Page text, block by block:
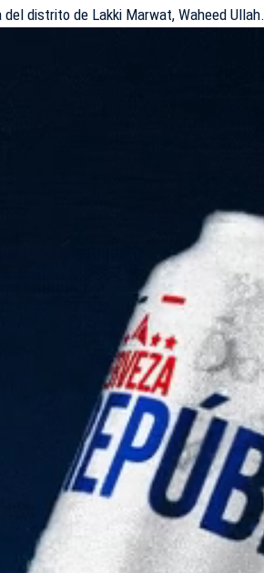
del distrito de Lakki Marwat, Waheed Ullah.